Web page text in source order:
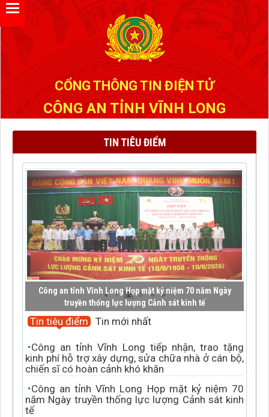
CỔNG THÔNG TIN ĐIỆN TỬ
CÔNG AN TỈNH VĨNH LONG
TIN TIÊU ĐIỂM
Công an tỉnh Vĩnh Long Họp mặt kỷ niệm 70 năm Ngày
truyền thống lực lượng Cảnh sát kinh tế
1 2 3 4
Tin tiêu điểm Tin mới nhất
Công an tỉnh Vĩnh Long tiếp nhận, trao tặng
kinh phí hỗ trợ xây dựng, sửa chữa nhà ở cán bộ,
chiến sĩ có hoàn cảnh khó khăn
Công an tỉnh Vĩnh Long Họp mặt kỷ niệm 70
năm Ngày truyền thống lực lượng Cảnh sát kinh
tế